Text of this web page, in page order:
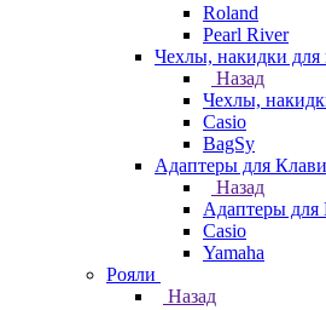
Roland
Pearl River
Чехлы, накидки
Назад
Чехлы,
Casio
BagSy
Адаптеры для
Назад
Адаптеры
Casio
Yamaha
Рояли
Назад